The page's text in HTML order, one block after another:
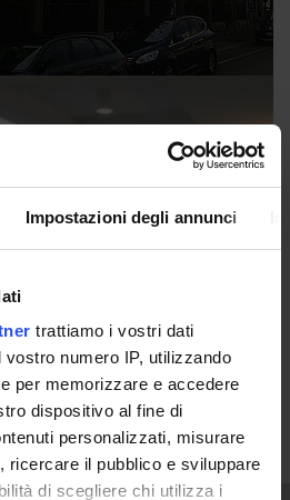
Impostazioni degli annunci
trattiamo i vostri dati
numero IP, utilizzando
per memorizzare e accedere
dispositivo al fine di
personalizzati, misurare
ricercare il pubblico e sviluppare
di scegliere chi utilizza i